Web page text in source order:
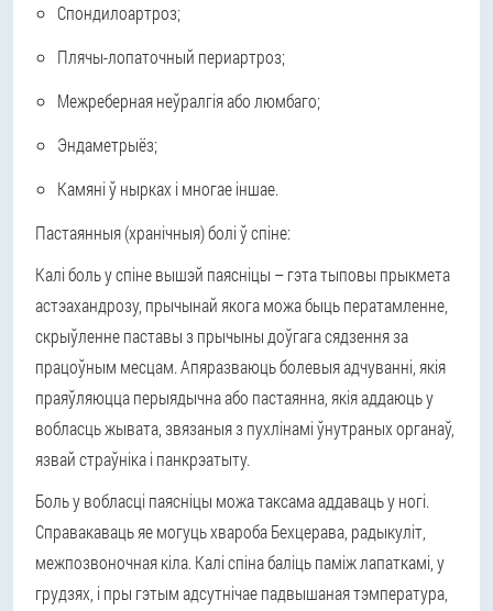
Спондилоартроз;
Плячы-лопаточный периартроз;
Межреберная неўралгія або люмбаго;
Эндаметрыёз;
Камяні ў нырках і многае іншае.
Пастаянныя (хранічныя) болі ў спіне:
Калі боль у спіне вышэй паясніцы – гэта тыповы прыкмета
астэахандрозу, прычынай якога можа быць ператамленне,
скрыўленне паставы з прычыны доўгага сядзення за
працоўным месцам. Апяразваюць болевыя адчуванні, якія
праяўляюцца перыядычна або пастаянна, якія аддаюць у
вобласць жывата, звязаныя з пухлінамі ўнутраных органаў,
язвай страўніка і панкрэатыту.
Боль у вобласці паясніцы можа таксама аддаваць у ногі.
Справакаваць яе могуць хвароба Бехцерава, радыкуліт,
межпозвоночная кіла. Калі спіна баліць паміж лапаткамі, у
грудзях, і пры гэтым адсутнічае падвышаная тэмпература,